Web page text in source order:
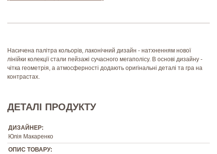
Насичена палітра кольорів, лаконічний дизайн - натхненням нової
лінійки колекції стали пейзажі сучасного мегаполісу. В основі дизайну -
чітка геометрія, а атмосферності додають оригінальні деталі та гра на
контрастах.
ДЕТАЛІ ПРОДУКТУ
ДИЗАЙНЕР:
Юлія Макаренко
ОПИС ТОВАРУ: